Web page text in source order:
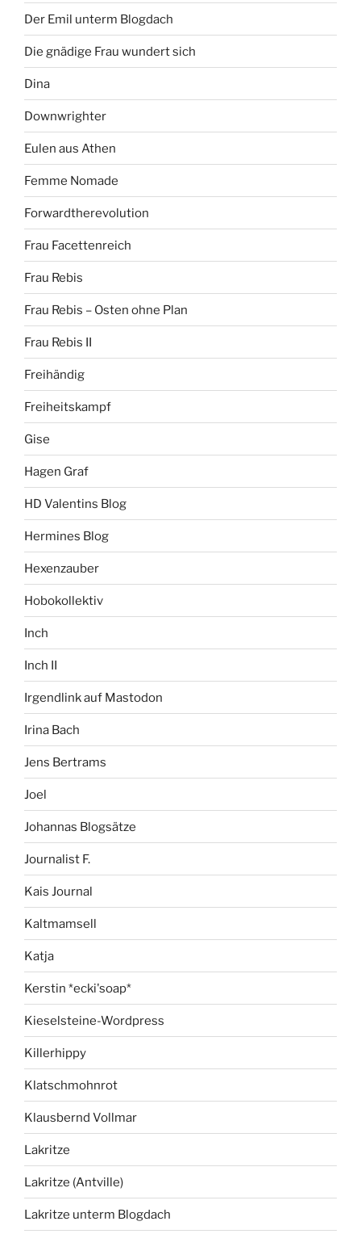
Der Emil unterm Blogdach
Die gnädige Frau wundert sich
Dina
Downwrighter
Eulen aus Athen
Femme Nomade
Forwardtherevolution
Frau Facettenreich
Frau Rebis
Frau Rebis – Osten ohne Plan
Frau Rebis II
Freihändig
Freiheitskampf
Gise
Hagen Graf
HD Valentins Blog
Hermines Blog
Hexenzauber
Hobokollektiv
Inch
Inch II
Irgendlink auf Mastodon
Irina Bach
Jens Bertrams
Joel
Johannas Blogsätze
Journalist F.
Kais Journal
Kaltmamsell
Katja
Kerstin *ecki'soap*
Kieselsteine-Wordpress
Killerhippy
Klatschmohnrot
Klausbernd Vollmar
Lakritze
Lakritze (Antville)
Lakritze unterm Blogdach